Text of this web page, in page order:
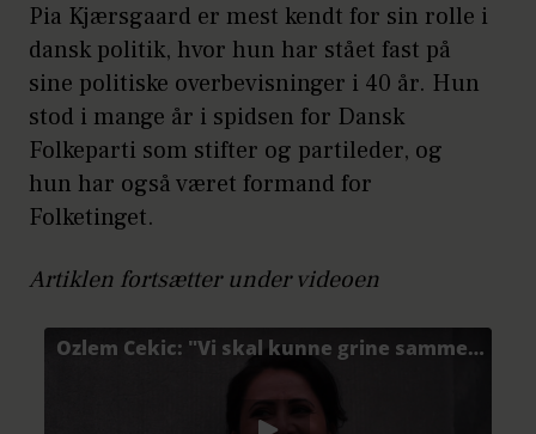
Pia Kjærsgaard er mest kendt for sin rolle i
dansk politik, hvor hun har stået fast på
sine politiske overbevisninger i 40 år. Hun
stod i mange år i spidsen for Dansk
Folkeparti som stifter og partileder, og
hun har også været formand for
Folketinget.
Artiklen fortsætter under videoen